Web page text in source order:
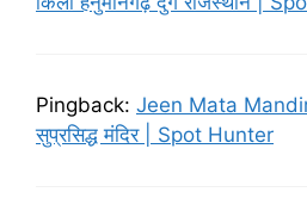
Pingback: Jeen Mata Mandir
सुप्रसिद्ध मंदिर | Spot Hunter